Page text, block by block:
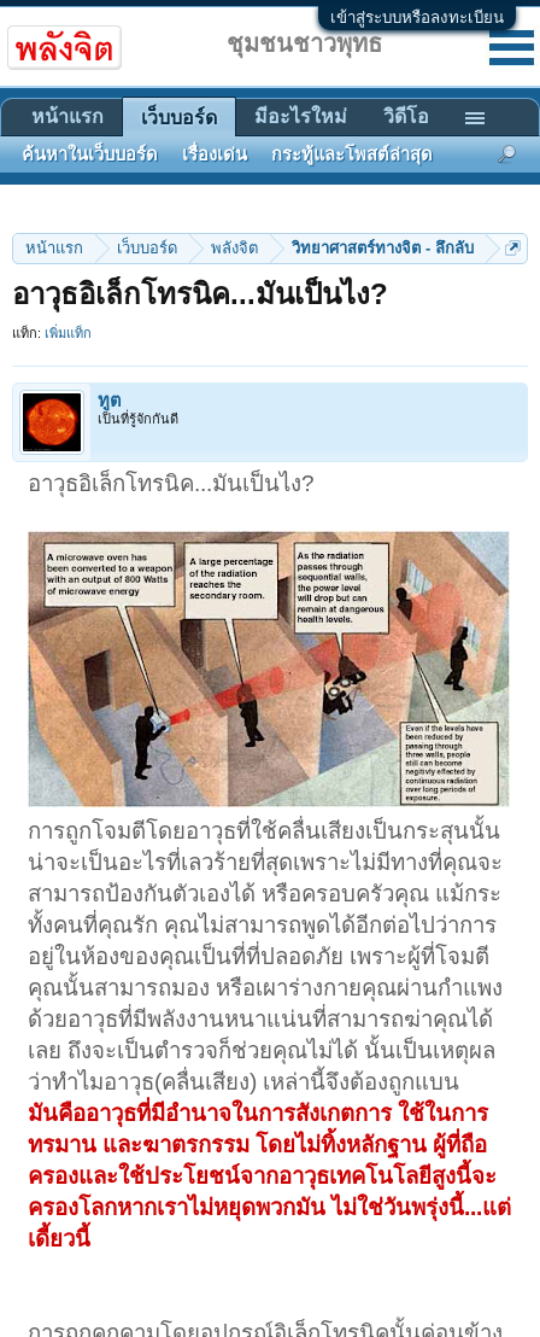
เข้าสู่ระบบหรือลงทะเบียน
หน้าแรก เว็บบอร์ด พลังจิต วิทยาศาสตร์ทางจิต - ลึกลับ
อาวุธอิเล็กโทรนิค...มันเป็นไง?
แท็ก: เพิ่มแท็ก
ทูต
เป็นที่รู้จักกันดี
อาวุธอิเล็กโทรนิค...มันเป็นไง?
การถูกโจมตีโดยอาวุธที่ใช้คลื่นเสียงเป็นกระสุนนั้น
น่าจะเป็นอะไรที่เลวร้ายที่สุดเพราะไม่มีทางที่คุณจะ
สามารถป้องกันตัวเองได้ หรือครอบครัวคุณ แม้กระ
ทั้งคนที่คุณรัก คุณไม่สามารถพูดได้อีกต่อไปว่าการ
อยู่ในห้องของคุณเป็นที่ที่ปลอดภัย เพราะผู้ที่โจมตี
คุณนั้นสามารถมอง หรือเผาร่างกายคุณผ่านกำแพง
ด้วยอาวุธที่มีพลังงานหนาแน่นที่สามารถฆ่าคุณได้
เลย ถึงจะเป็นตำรวจก็ช่วยคุณไม่ได้ นั้นเป็นเหตุผล
ว่าทำไมอาวุธ(คลื่นเสียง) เหล่านี้จึงต้องถูกแบน
มันคืออาวุธที่มีอำนาจในการสังเกตการ ใช้ในการ
ทรมาน และฆาตรกรรม โดยไม่ทิ้งหลักฐาน ผู้ที่ถือ
ครองและใช้ประโยชน์จากอาวุธเทคโนโลยีสูงนี้จะ
ครองโลกหากเราไม่หยุดพวกมัน ไม่ใช่วันพรุ่งนี้...แต่
เดี้ยวนี้
ชุมชนชาวพุทธ
หน้าแรก เว็บบอร์ด
ค้นหาในเว็บบอร์ด เรื่องเด่น กระทู้และโพสต์ล่าสุด
มีอะไรใหม่ วิดีโอ